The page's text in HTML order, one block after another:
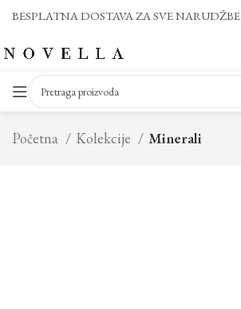
BESPLATNA DOSTAVA ZA SVE NARUDŽBE
Početna Kolekcije Minerali